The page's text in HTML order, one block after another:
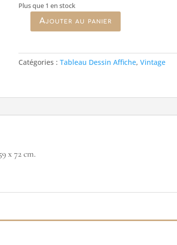
Plus que 1 en stock
quantité
bouquet
huile
panneau,
Ajouter au panier
Catégories : Tableau Dessin Affiche, Vintage
x 72 cm.